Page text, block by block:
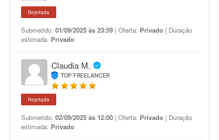
Rejeitada
Submetido: 01/09/2025 às 23:59 | Oferta: Privado | Duração
estimada: Privado
Claudia M.
TOP FREELANCER
Rejeitada
Submetido: 02/09/2025 às 12:00 | Oferta: Privado | Duração
estimada: Privado